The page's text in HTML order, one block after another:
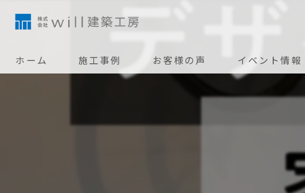
ホーム 施工事例 お客様の声 イベント情報